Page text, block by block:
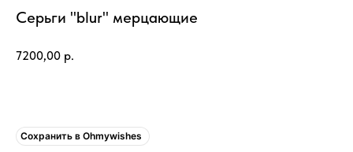
Серьги "blur" мерцающие
7200,00 р.
Сохранить в Ohmywishes